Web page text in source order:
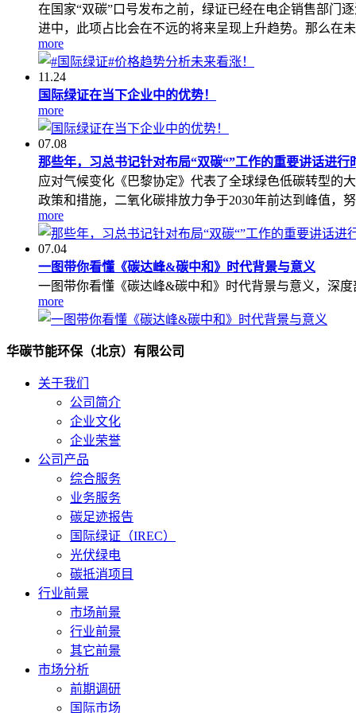
在国家“双碳”口号发布之前，绿证已经在电企销售部门
进中，此项占比会在不远的将来呈现上升趋势。那么在
more
11.24
国际绿证在当下企业中的优势！
more
07.08
那些年，习总书记针对布局“双碳“”工作的重要讲话进行
应对气候变化《巴黎协定》代表了全球绿色低碳转型的
政策和措施，二氧化碳排放力争于2030年前达到峰值，
more
07.04
一图带你看懂《碳达峰&碳中和》时代背景与意义
一图带你看懂《碳达峰&碳中和》时代背景与意义，深
more
华碳节能环保（北京）有限公司
关于我们
公司简介
企业文化
企业荣誉
公司产品
综合服务
业务服务
碳足迹报告
国际绿证（IREC）
光伏绿电
碳抵消项目
行业前景
市场前景
行业前景
其它前景
市场分析
前期调研
国际市场